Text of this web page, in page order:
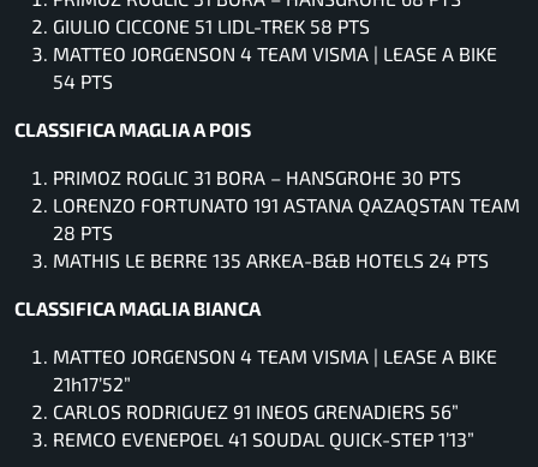
GIULIO CICCONE 51 LIDL-TREK 58 PTS
MATTEO JORGENSON 4 TEAM VISMA | LEASE A BIKE
54 PTS
CLASSIFICA MAGLIA A POIS
PRIMOZ ROGLIC 31 BORA – HANSGROHE 30 PTS
LORENZO FORTUNATO 191 ASTANA QAZAQSTAN TEAM
28 PTS
MATHIS LE BERRE 135 ARKEA-B&B HOTELS 24 PTS
CLASSIFICA MAGLIA BIANCA
MATTEO JORGENSON 4 TEAM VISMA | LEASE A BIKE
21h17’52”
CARLOS RODRIGUEZ 91 INEOS GRENADIERS 56”
REMCO EVENEPOEL 41 SOUDAL QUICK-STEP 1’13”